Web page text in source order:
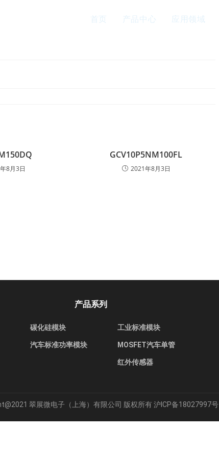
首页 产品中心 应用领域
8月3日
GCV10P5NM100FL
2021年8月3日
产品系列
碳化硅模块
汽车标准功率模块
工业标准模块
MOSFET汽车单管
红外传感器
翠展微电子（上海）有限公司 版权所有沪ICP备18027997号